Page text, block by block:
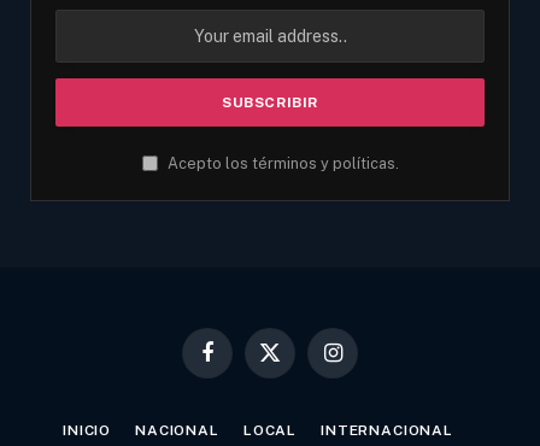
Acepto los términos y políticas.
Facebook
X
Instagram
INICIO NACIONAL LOCAL INTERNACIONAL